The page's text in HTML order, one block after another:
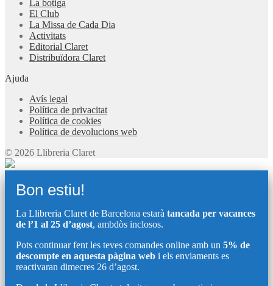
La botiga
El Club
La Missa de Cada Dia
Activitats
Editorial Claret
Distribuïdora Claret
Ajuda
Avís legal
Política de privacitat
Política de cookies
Política de devolucions web
© 2026 Llibreria Claret
Bon estiu!
La Llibreria Claret de Barcelona estarà tancada per vacances
de l’1 al 25 d’agost, ambdòs inclosos.
Pots continuar fent les teves comandes online amb un 5% de
descompte en aquesta pàgina web i els enviaments es
reactivaran dimecres 26 d’agost.